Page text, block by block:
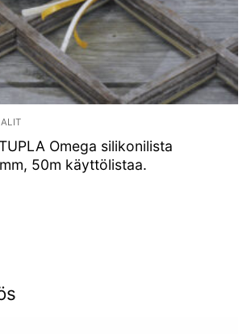
Omega silikonilista
50m käyttölistaa.